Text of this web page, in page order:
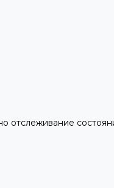
отслеживание